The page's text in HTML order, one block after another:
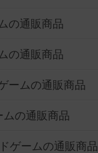
の通販商品
の通販商品
ームの通販商品
ムの通販商品
ゲームの通販商品